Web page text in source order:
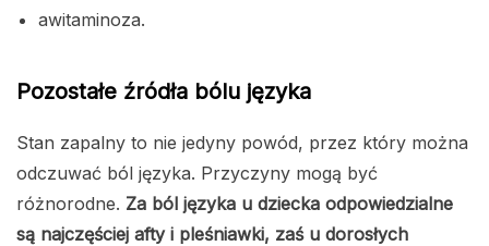
awitaminoza.
Pozostałe źródła bólu języka
Stan zapalny to nie jedyny powód, przez który można
odczuwać ból języka. Przyczyny mogą być
różnorodne. Za ból języka u dziecka odpowiedzialne
są najczęściej afty i pleśniawki, zaś u dorosłych